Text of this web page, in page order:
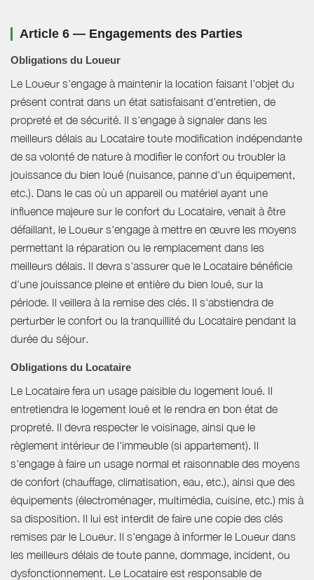
Article 6 — Engagements des Parties
Obligations du Loueur
Le Loueur s'engage à maintenir la location faisant l'objet du
présent contrat dans un état satisfaisant d'entretien, de
propreté et de sécurité. Il s'engage à signaler dans les
meilleurs délais au Locataire toute modification indépendante
de sa volonté de nature à modifier le confort ou troubler la
jouissance du bien loué (nuisance, panne d'un équipement,
etc.). Dans le cas où un appareil ou matériel ayant une
influence majeure sur le confort du Locataire, venait à être
défaillant, le Loueur s'engage à mettre en œuvre les moyens
permettant la réparation ou le remplacement dans les
meilleurs délais. Il devra s'assurer que le Locataire bénéficie
d'une jouissance pleine et entière du bien loué, sur la
période. Il veillera à la remise des clés. Il s'abstiendra de
perturber le confort ou la tranquillité du Locataire pendant la
durée du séjour.
Obligations du Locataire
Le Locataire fera un usage paisible du logement loué. Il
entretiendra le logement loué et le rendra en bon état de
propreté. Il devra respecter le voisinage, ainsi que le
règlement intérieur de l'immeuble (si appartement). Il
s'engage à faire un usage normal et raisonnable des moyens
de confort (chauffage, climatisation, eau, etc.), ainsi que des
équipements (électroménager, multimédia, cuisine, etc.) mis à
sa disposition. Il lui est interdit de faire une copie des clés
remises par le Loueur. Il s'engage à informer le Loueur dans
les meilleurs délais de toute panne, dommage, incident, ou
dysfonctionnement. Le Locataire est responsable de